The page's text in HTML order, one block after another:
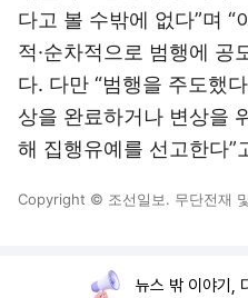
다고 볼 수밖에 없다”며
적·순차적으로 범행에 공
다. 다만 “범행을 주도했
상을 완료하거나 변상을
해 집행유예를 선고한다”
Copyright © 조선일보. 무단전재
뉴스 밖 이야기,